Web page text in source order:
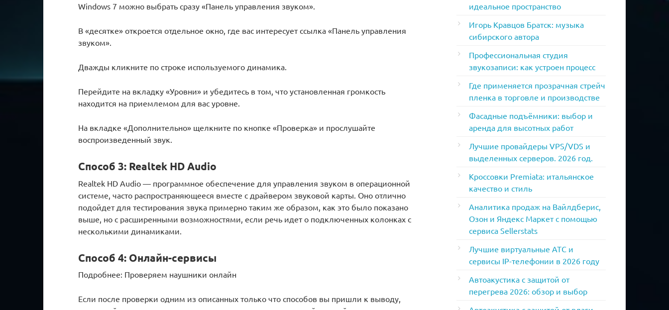
Windows 7 можно выбрать сразу «Панель управления звуком».
В «десятке» откроется отдельное окно, где вас интересует ссылка «Панель управления
звуком».
Дважды кликните по строке используемого динамика.
Перейдите на вкладку «Уровни» и убедитесь в том, что установленная громкость
находится на приемлемом для вас уровне.
На вкладке «Дополнительно» щелкните по кнопке «Проверка» и прослушайте
воспроизведенный звук.
Способ 3: Realtek HD Audio
Realtek HD Audio — программное обеспечение для управления звуком в операционной
системе, часто распространяющееся вместе с драйвером звуковой карты. Оно отлично
подойдет для тестирования звука примерно таким же образом, как это было показано
выше, но с расширенными возможностями, если речь идет о подключенных колонках с
несколькими динамиками.
Способ 4: Онлайн-сервисы
Подробнее: Проверяем наушники онлайн
Если после проверки одним из описанных только что способов вы пришли к выводу,
идеальное пространство
Игорь Кравцов Братск: музыка
сибирского автора
Профессиональная студия
звукозаписи: как устроен процесс
Где применяется прозрачная стрейч
пленка в торговле и производстве
Фасадные подъёмники: выбор и
аренда для высотных работ
Лучшие провайдеры VPS/VDS и
выделенных серверов. 2026 год.
Кроссовки Premiata: итальянское
качество и стиль
Аналитика продаж на Вайлдберис,
Озон и Яндекс Маркет с помощью
сервиса Sellerstats
Лучшие виртуальные АТС и
сервисы IP-телефонии в 2026 году
Автоакустика с защитой от
перегрева 2026: обзор и выбор